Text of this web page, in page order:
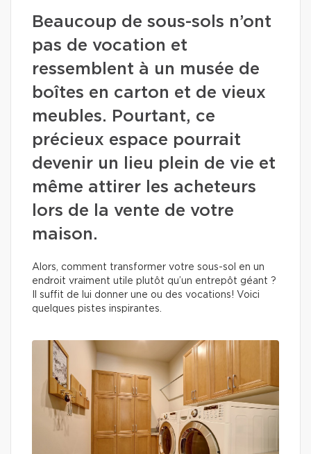
Beaucoup de sous-sols n’ont
pas de vocation et
ressemblent à un musée de
boîtes en carton et de vieux
meubles. Pourtant, ce
précieux espace pourrait
devenir un lieu plein de vie et
même attirer les acheteurs
lors de la vente de votre
maison.
Alors, comment transformer votre sous-sol en un
endroit vraiment utile plutôt qu’un entrepôt géant ?
Il suffit de lui donner une ou des vocations! Voici
quelques pistes inspirantes.